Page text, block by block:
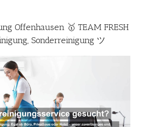
Offenhausen 🥇 TEAM FRESH
Sonderreinigung ツ